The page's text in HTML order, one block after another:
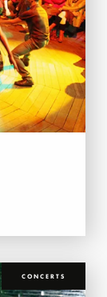
CONCERTS